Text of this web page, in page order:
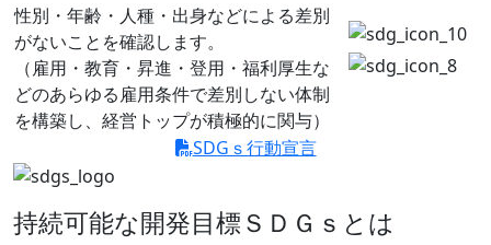
性別・年齢・人種・出身などによる差別
がないことを確認します。
（雇用・教育・昇進・登用・福利厚生な
どのあらゆる雇用条件で差別しない体制
を構築し、経営トップが積極的に関与）
SDGｓ行動宣言
持続可能な開発目標ＳＤＧｓとは